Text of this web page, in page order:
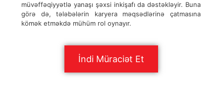
müvəffəqiyyətlə yanaşı şəxsi inkişafı da dəstəkləyir. Buna
görə də, tələbələrin karyera məqsədlərinə çatmasına
kömək etməkdə mühüm rol oynayır.
İndi Müraciət Et